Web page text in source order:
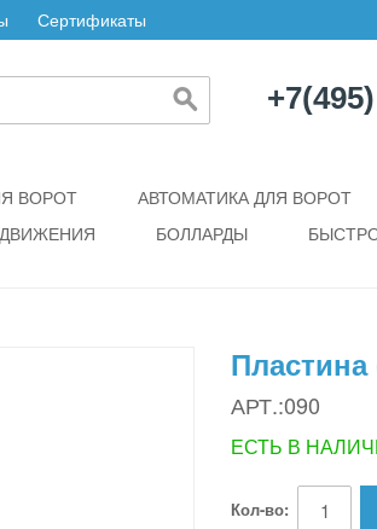
Сертификаты
ВОРОТ АВТОМАТИКА ДЛЯ ВОРОТ
БОЛЛАРДЫ
АРТ.:090
ЕСТЬ В
Кол-во: